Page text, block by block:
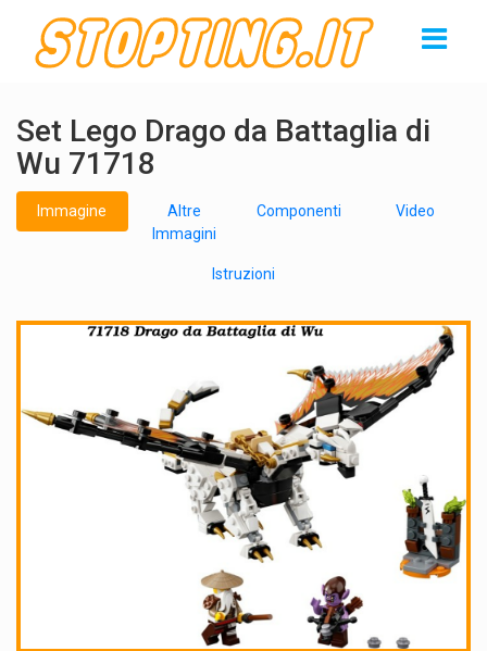
Set Lego Drago da Battaglia di
Wu 71718
Immagine
Altre
Immagini
Componenti Video
Istruzioni